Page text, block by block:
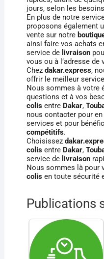
jours, selon les
En plus de notre
proposons également
vente sur notre
ainsi faire vos achats
service de livraison
vous ou à l’adresse de
Chez dakar.express,
offrir le meilleur
Nous sommes à votre
questions et à vos
colisentre Dakar,
nous contacter pour
services et pour
compétitifs.
Choisissez
colisentre Dakar,
service de livraison
Nous sommes là pour
colisen toute sécurité
Publications